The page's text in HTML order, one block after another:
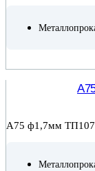
А75 ф1,7мм